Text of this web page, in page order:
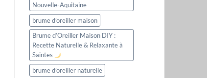
Nouvelle-Aquitaine
brume d’oreiller maison
Brume d’Oreiller Maison DIY :
Recette Naturelle & Relaxante à
Saintes
brume d’oreiller naturelle